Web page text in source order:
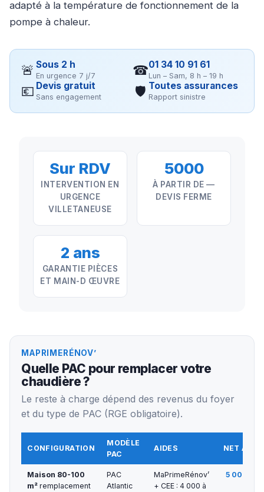
adapté à la température de fonctionnement de la
pompe à chaleur.
🚨 Sous 2 h
En urgence 7 j/7 ☎01 34 10 91 61
Lun – Sam, 8 h – 19 h
💶 Devis gratuit
Sans engagement 🛡 Toutes assurances
Rapport sinistre
Sur RDV
INTERVENTION EN
URGENCE
VILLETANEUSE
5000
À PARTIR DE —
DEVIS FERME
2 ans
GARANTIE PIÈCES
ET MAIN-D ŒUVRE
MAPRIMERÉNOV’
Quelle PAC pour remplacer votre
chaudière ?
Le reste à charge dépend des revenus du foyer
et du type de PAC (RGE obligatoire).
CONFIGURATION
MODÈLE
PAC
AIDES NET
Maison 80-100
m² remplacement
PAC
Atlantic
MaPrimeRénov’
+ CEE : 4 000 à
5 000 €